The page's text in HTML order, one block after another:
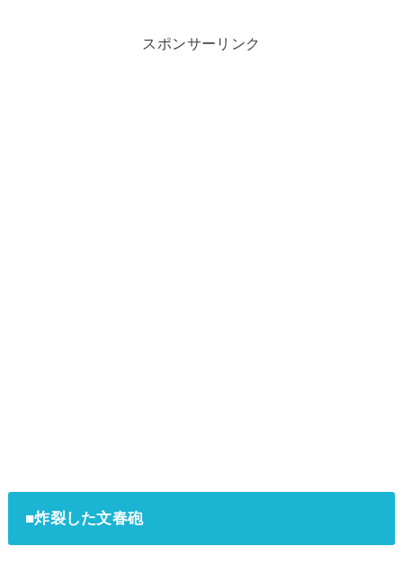
スポンサーリンク
■炸裂した文春砲